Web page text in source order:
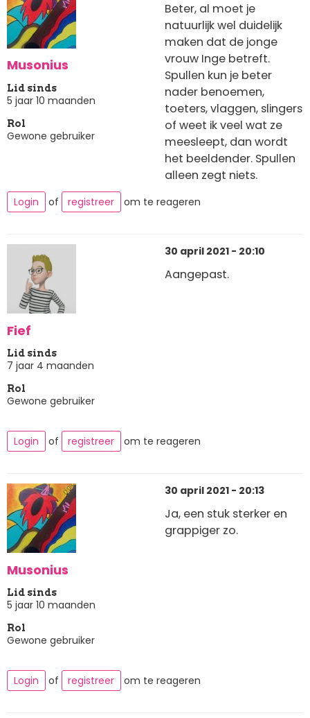
Musonius
Lid sinds
5 jaar 10 maanden
Rol
Gewone gebruiker
Beter, al moet je
natuurlijk wel duidelijk
maken dat de jonge
vrouw Inge betreft.
Spullen kun je beter
nader benoemen,
toeters, vlaggen, slingers
of weet ik veel wat ze
meesleept, dan wordt
het beeldender. Spullen
alleen zegt niets.
Login of registreer om te reageren
Fief
Lid sinds
7 jaar 4 maanden
Rol
Gewone gebruiker
30 april 2021 - 20:10
Aangepast.
Login of registreer om te reageren
Musonius
Lid sinds
5 jaar 10 maanden
Rol
Gewone gebruiker
30 april 2021 - 20:13
Ja, een stuk sterker en
grappiger zo.
Login of registreer om te reageren